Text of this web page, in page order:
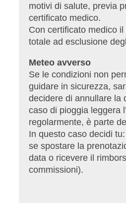
motivi di salute, previa
certificato medico.
Con certificato medico il
totale ad esclusione
Meteo avverso
Se le condizioni non
guidare in sicurezza,
decidere di annullare la
caso di pioggia leggera
regolarmente, è parte
In questo caso decidi
se spostare la
data o ricevere il
commissioni).